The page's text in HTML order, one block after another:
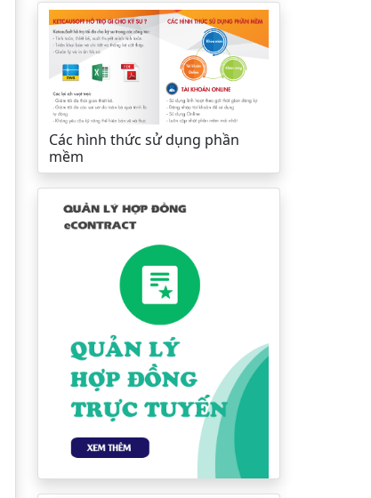
Các hình thức sử dụng phần
mềm